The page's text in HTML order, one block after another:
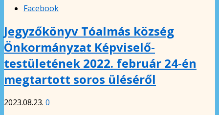
Facebook
Jegyzőkönyv Tóalmás község
Önkormányzat Képviselő-
testületének 2022. február 24-én
megtartott soros üléséről
2023.08.23. 0